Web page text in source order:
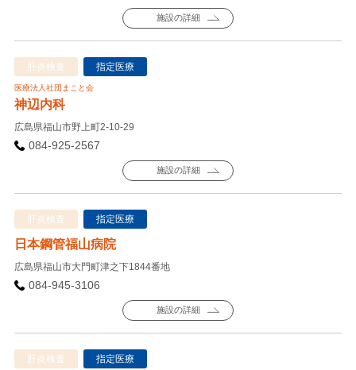
施設の詳細
肝炎検査 指定医療
医療法人社団まこと会
神辺内科
広島県福山市野上町2-10-29
084-925-2567
施設の詳細
肝炎検査 指定医療
日本鋼管福山病院
広島県福山市大門町津之下1844番地
084-945-3106
施設の詳細
肝炎検査 指定医療